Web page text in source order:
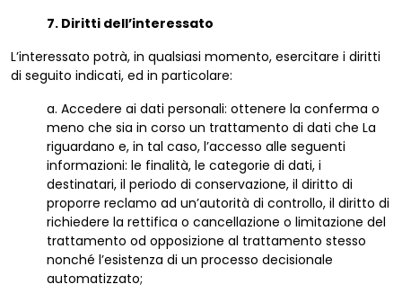
7. Diritti dell’interessato
L’interessato potrà, in qualsiasi momento, esercitare i diritti
di seguito indicati, ed in particolare:
a. Accedere ai dati personali: ottenere la conferma o
meno che sia in corso un trattamento di dati che La
riguardano e, in tal caso, l’accesso alle seguenti
informazioni: le finalità, le categorie di dati, i
destinatari, il periodo di conservazione, il diritto di
proporre reclamo ad un’autorità di controllo, il diritto di
richiedere la rettifica o cancellazione o limitazione del
trattamento od opposizione al trattamento stesso
nonché l’esistenza di un processo decisionale
automatizzato;